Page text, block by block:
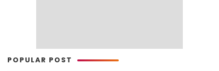
POPULAR POST